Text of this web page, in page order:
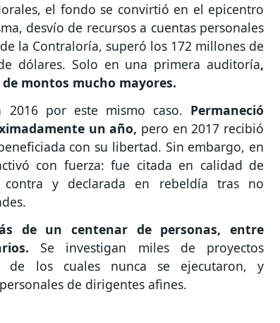
el fondo se convirtió en el epicentro
desvío de recursos a cuentas personales
la Contraloría, superó los 172 millones de
dólares. Solo en una primera auditoría,
montos mucho mayores.
2016 por este mismo caso. Permaneció
un año, pero en 2017 recibió
con su libertad. Sin embargo, en
con fuerza: fue citada en calidad de
y declarada en rebeldía tras no
de un centenar de personas, entre
Se investigan miles de proyectos
de los cuales nunca se ejecutaron, y
de dirigentes afines.